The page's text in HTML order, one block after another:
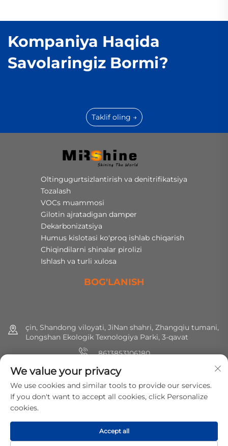
Kompaniya Haqida
Savolaringiz Bormi?
Taklif oling →
Oltingugurtsizlantirish va denitrifikatsiya
Tozalash
VOCs muammosi
Gilotin ajratadigan damper
Dekarbonizatsiya
Humus kislotasi ko'proq ishlab chiqarish
Chiqindilarni shinalar pirolizi
Ishlash va turli xulosa
BOG'LANISH
çin, Shandong viloyati, JiNan shahri, Zhangqiu tumani,
Longshan Ekologik Texnologiya Parki, 3-qavat
8613853106180
+86 (0) 531 8891 0288
[email protected]
Huquqlar hammasi saqlangan © 2025 MirShine Environmental
Protection Technology Co., Ltd. Maxfiylik siyosati
We value your privacy
We use cookies and similar tools to provide our services.
If you don't want to accept all cookies, click Personalize
cookies.
Accept all